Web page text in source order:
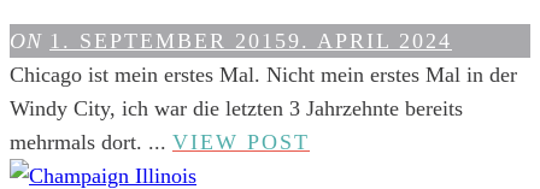
HERZEN
AMERIKAS
ON 1. SEPTEMBER 20159. APRIL 2024
Chicago ist mein erstes Mal. Nicht mein erstes Mal in der
Windy City, ich war die letzten 3 Jahrzehnte bereits
mehrmals dort. ... VIEW POST